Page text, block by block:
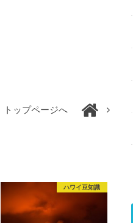
トップページへ
ハワイ豆知識